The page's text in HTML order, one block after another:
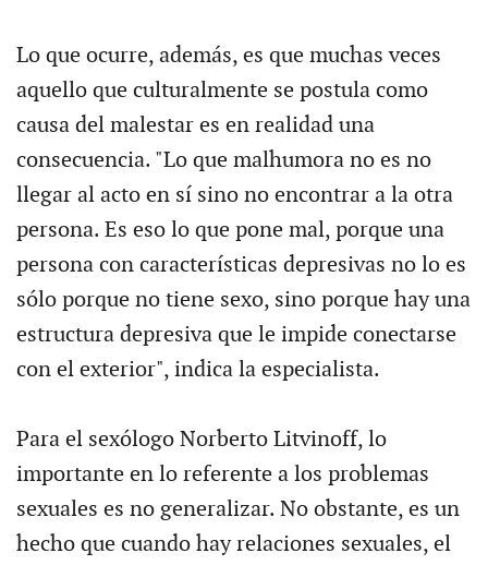
Lo que ocurre, además, es que muchas veces
aquello que culturalmente se postula como
causa del malestar es en realidad una
consecuencia. "Lo que malhumora no es no
llegar al acto en sí sino no encontrar a la otra
persona. Es eso lo que pone mal, porque una
persona con características depresivas no lo es
sólo porque no tiene sexo, sino porque hay una
estructura depresiva que le impide conectarse
con el exterior", indica la especialista.
Para el sexólogo Norberto Litvinoff, lo
importante en lo referente a los problemas
sexuales es no generalizar. No obstante, es un
hecho que cuando hay relaciones sexuales, el